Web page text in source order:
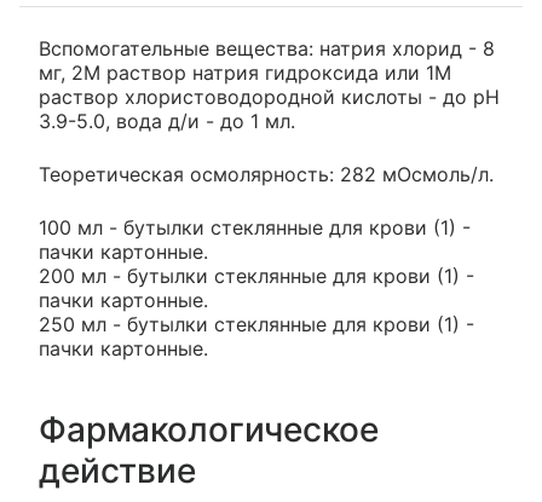
Вспомогательные вещества: натрия хлорид - 8
мг, 2М раствор натрия гидроксида или 1М
раствор хлористоводородной кислоты - до pH
3.9-5.0, вода д/и - до 1 мл.
Теоретическая осмолярность: 282 мОсмоль/л.
100 мл - бутылки стеклянные для крови (1) -
пачки картонные.
200 мл - бутылки стеклянные для крови (1) -
пачки картонные.
250 мл - бутылки стеклянные для крови (1) -
пачки картонные.
Фармакологическое
действие